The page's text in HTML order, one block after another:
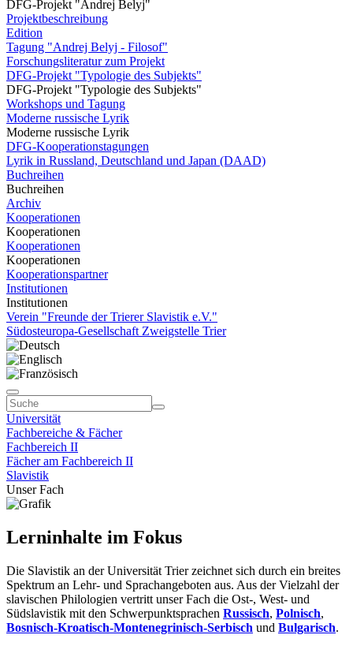
DFG-Projekt "Andrej Belyj"
Projektbeschreibung
Edition
Tagung "Andrej Belyj - Filosof"
Forschungsliteratur zum Projekt
DFG-Projekt "Typologie des Subjekts"
DFG-Projekt "Typologie des Subjekts"
Workshops und Tagung
Moderne russische Lyrik
Moderne russische Lyrik
DFG-Kooperationstagungen
Lyrik in Russland, Deutschland und Japan (DAAD)
Buchreihen
Buchreihen
Archiv
Kooperationen
Kooperationen
Kooperationen
Kooperationen
Kooperationspartner
Institutionen
Institutionen
Verein "Freunde der Trierer Slavistik e.V."
Südosteuropa-Gesellschaft Zweigstelle Trier
Universität
Fachbereiche & Fächer
Fachbereich II
Fächer am Fachbereich II
Slavistik
Unser Fach
Lerninhalte im Fokus
Die Slavistik an der Universität Trier zeichnet sich durch ein breites
Spektrum an Lehr- und Sprachangeboten aus. Aus der Vielzahl der
slavischen Philologien vertritt unser Fach die Ost-, West- und
Südslavistik mit den Schwerpunktsprachen Russisch, Polnisch,
Bosnisch-Kroatisch-Montenegrinisch-Serbisch und Bulgarisch.